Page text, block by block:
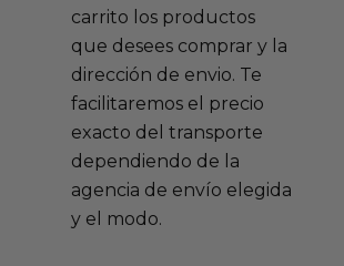
carrito los productos
que desees comprar y la
dirección de envio. Te
facilitaremos el precio
exacto del transporte
dependiendo de la
agencia de envío elegida
y el modo.